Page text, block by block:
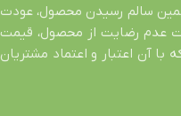
سالم رسیدن محصول، عودت
صورت عدم رضایت از محصول، قیمت
با آن اعتبار و اعتماد مشتریان